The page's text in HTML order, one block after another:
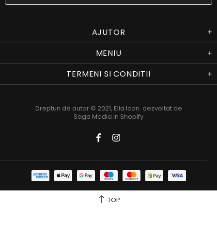
AJUTOR
MENIU
TERMENI SI CONDITII
Drepturi de autor © 2021, Ella Icon. dezvoltat de
Saga Media in Shopify
TOP